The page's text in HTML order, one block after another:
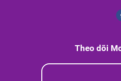
Theo dõi